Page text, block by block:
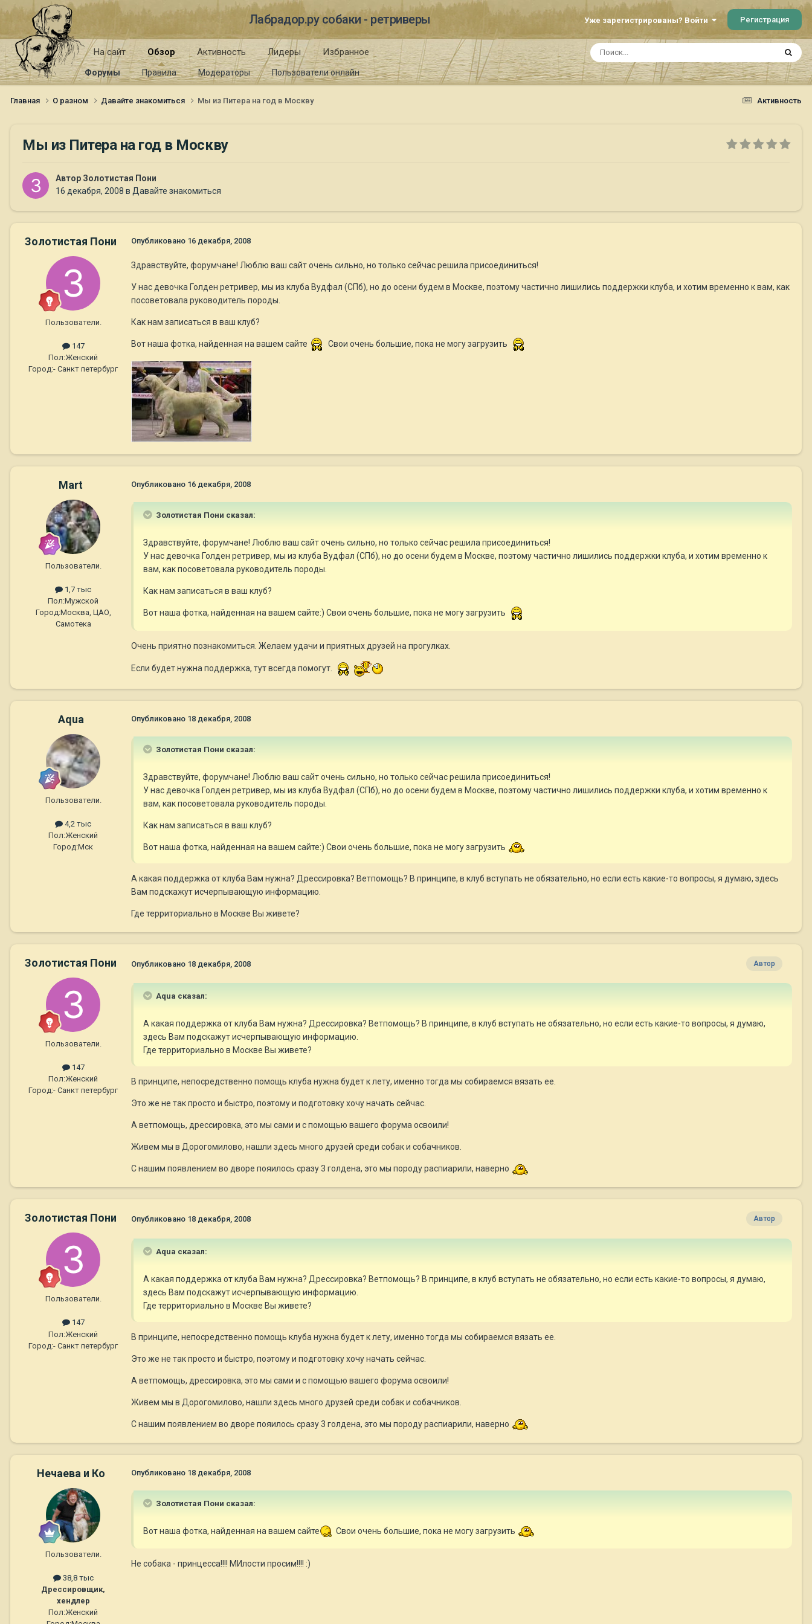
Лабрадор.ру собаки - ретриверы Уже зарегистрированы? Войти Регистрация
На сайт Обзор
Форумы Правила Модераторы Пользователи онлайн
Активность Лидеры Избранное
Активность
Главная О разном Давайте знакомиться Мы из Питера на год в Москву
Мы из Питера на год в Москву
Автор Золотистая Пони
16 декабря, 2008 в Давайте знакомиться
Золотистая Пони
Пользователи.
147
Пол:Женский
Город:- Санкт петербург
Опубликовано 16 декабря, 2008
Здравствуйте, форумчане! Люблю ваш сайт очень сильно, но только сейчас решила присоединиться!
У нас девочка Голден ретривер, мы из клуба Вудфал (СПб), но до осени будем в Москве, поэтому частично лишились поддержки клуба, и хотим временно к вам, как
посоветовала руководитель породы.
Как нам записаться в ваш клуб?
Вот наша фотка, найденная на вашем сайте Свои очень большие, пока не могу загрузить
Mart
Пользователи.
1,7 тыс
Пол:Мужской
Город:Москва, ЦАО,
Самотека
Опубликовано 16 декабря, 2008
Золотистая Пони сказал:
Здравствуйте, форумчане! Люблю ваш сайт очень сильно, но только сейчас решила присоединиться!
У нас девочка Голден ретривер, мы из клуба Вудфал (СПб), но до осени будем в Москве, поэтому частично лишились поддержки клуба, и хотим временно к
вам, как посоветовала руководитель породы.
Как нам записаться в ваш клуб?
Вот наша фотка, найденная на вашем сайте:) Свои очень большие, пока не могу загрузить
Очень приятно познакомиться. Желаем удачи и приятных друзей на прогулках.
Если будет нужна поддержка, тут всегда помогут.
Aqua
Пользователи.
4,2 тыс
Пол:Женский
Город:Мск
Опубликовано 18 декабря, 2008
Золотистая Пони сказал:
Здравствуйте, форумчане! Люблю ваш сайт очень сильно, но только сейчас решила присоединиться!
У нас девочка Голден ретривер, мы из клуба Вудфал (СПб), но до осени будем в Москве, поэтому частично лишились поддержки клуба, и хотим временно к
вам, как посоветовала руководитель породы.
Как нам записаться в ваш клуб?
Вот наша фотка, найденная на вашем сайте:) Свои очень большие, пока не могу загрузить
А какая поддержка от клуба Вам нужна? Дрессировка? Ветпомощь? В принципе, в клуб вступать не обязательно, но если есть какие-то вопросы, я думаю, здесь
Вам подскажут исчерпывающую информацию.
Где территориально в Москве Вы живете?
Золотистая Пони
Пользователи.
147
Пол:Женский
Город:- Санкт петербург
Автор
Опубликовано 18 декабря, 2008
Aqua сказал:
А какая поддержка от клуба Вам нужна? Дрессировка? Ветпомощь? В принципе, в клуб вступать не обязательно, но если есть какие-то вопросы, я думаю,
здесь Вам подскажут исчерпывающую информацию.
Где территориально в Москве Вы живете?
В принципе, непосредственно помощь клуба нужна будет к лету, именно тогда мы собираемся вязать ее.
Это же не так просто и быстро, поэтому и подготовку хочу начать сейчас.
А ветпомощь, дрессировка, это мы сами и с помощью вашего форума освоили!
Живем мы в Дорогомилово, нашли здесь много друзей среди собак и собачников.
С нашим появлением во дворе пояилось сразу 3 голдена, это мы породу распиарили, наверно
Золотистая Пони
Пользователи.
147
Пол:Женский
Город:- Санкт петербург
Автор
Опубликовано 18 декабря, 2008
Aqua сказал:
А какая поддержка от клуба Вам нужна? Дрессировка? Ветпомощь? В принципе, в клуб вступать не обязательно, но если есть какие-то вопросы, я думаю,
здесь Вам подскажут исчерпывающую информацию.
Где территориально в Москве Вы живете?
В принципе, непосредственно помощь клуба нужна будет к лету, именно тогда мы собираемся вязать ее.
Это же не так просто и быстро, поэтому и подготовку хочу начать сейчас.
А ветпомощь, дрессировка, это мы сами и с помощью вашего форума освоили!
Живем мы в Дорогомилово, нашли здесь много друзей среди собак и собачников.
С нашим появлением во дворе пояилось сразу 3 голдена, это мы породу распиарили, наверно
Нечаева и Ко
Пользователи.
38,8 тыс
Дрессировщик,
хендлер
Пол:Женский
Опубликовано 18 декабря, 2008
Золотистая Пони сказал:
Вот наша фотка, найденная на вашем сайте Свои очень большие, пока не могу загрузить
Не собака - принцесса!!!! МИлости просим!!!! :)